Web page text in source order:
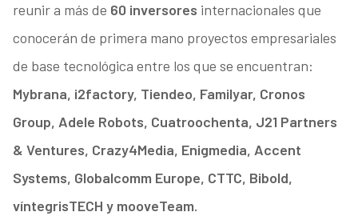
reunir a más de 60 inversores internacionales que
conocerán de primera mano proyectos empresariales
de base tecnológica entre los que se encuentran:
Mybrana, i2factory, Tiendeo, Familyar, Cronos
Group, Adele Robots, Cuatroochenta, J21 Partners
& Ventures, Crazy4Media, Enigmedia, Accent
Systems, Globalcomm Europe, CTTC, Bibold,
víntegrisTECH y mooveTeam.